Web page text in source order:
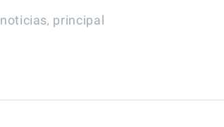
noticias, principal